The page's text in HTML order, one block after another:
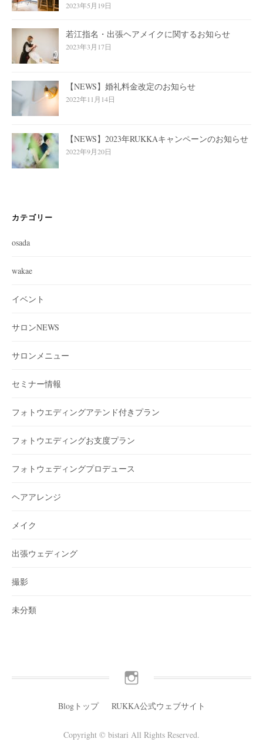
2023年5月19日
若江指名・出張ヘアメイクに関するお知らせ
2023年3月17日
【NEWS】婚礼料金改定のお知らせ
2022年11月14日
【NEWS】2023年RUKKAキャンペーンのお知らせ
2022年9月20日
カテゴリー
osada
wakae
イベント
サロンNEWS
サロンメニュー
セミナー情報
フォトウエディングアテンド付きプラン
フォトウエディングお支度プラン
フォトウェディングプロデュース
ヘアアレンジ
メイク
出張ウェディング
撮影
未分類
Instagram
Blogトップ RUKKA公式ウェブサイト
Copyright © bistari All Rights Reserved.